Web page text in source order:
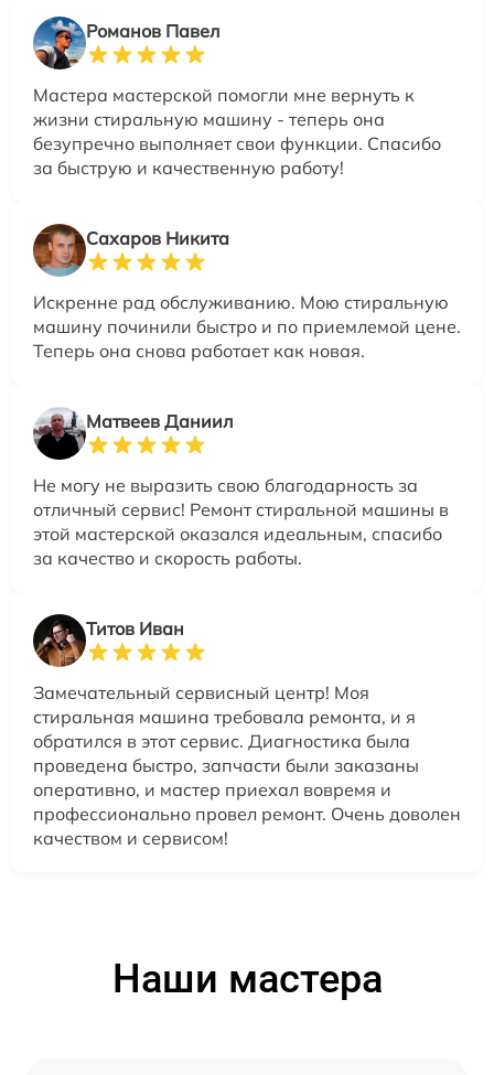
Романов Павел
Мастера мастерской помогли мне вернуть к
жизни стиральную машину - теперь она
безупречно выполняет свои функции. Спасибо
за быструю и качественную работу!
Сахаров Никита
Искренне рад обслуживанию. Мою стиральную
машину починили быстро и по приемлемой цене.
Теперь она снова работает как новая.
Матвеев Даниил
Не могу не выразить свою благодарность за
отличный сервис! Ремонт стиральной машины в
этой мастерской оказался идеальным, спасибо
за качество и скорость работы.
Титов Иван
Замечательный сервисный центр! Моя
стиральная машина требовала ремонта, и я
обратился в этот сервис. Диагностика была
проведена быстро, запчасти были заказаны
оперативно, и мастер приехал вовремя и
профессионально провел ремонт. Очень доволен
качеством и сервисом!
Наши мастера